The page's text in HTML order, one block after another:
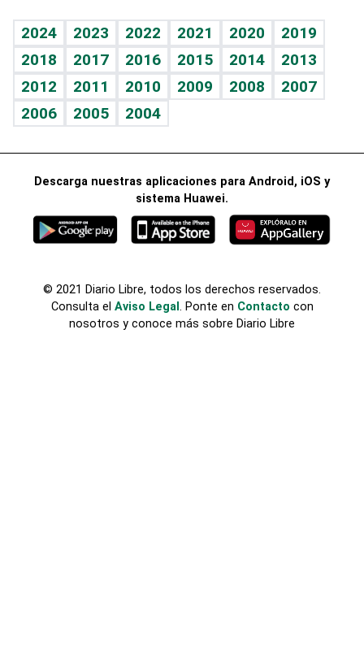
Vida y familia
Eñe
Celebrando la vida
Sin complejos
En pocas palabras
Escuchando al corazón
Economía Personal
TBT Deportivo
Guía del dinero
Horóscopos
Crucigramas
2024 2023 2022 2021 2020
2019
2018
2017 2016 2015 2014
2013
2012
2011 2010 2009 2008
2007
2006
2005 2004
Descarga nuestras aplicaciones para Android, iOS y
sistema Huawei.
© 2021 Diario Libre, todos los derechos reservados.
Consulta el Aviso Legal . Ponte en Contacto con
nosotros y conoce más sobre Diario Libre